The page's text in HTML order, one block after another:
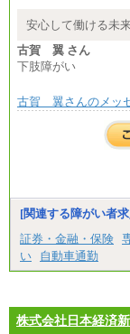
安心して働ける未
古賀 翼 さん
下肢障がい
古賀 翼さんのメッ
[関連する障がい者
証券・金融・保険
い
自動車通勤
株式会社日本経済